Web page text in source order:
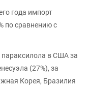
года импорт
по сравнению с
в США за
(27%), за
Корея, Бразилия